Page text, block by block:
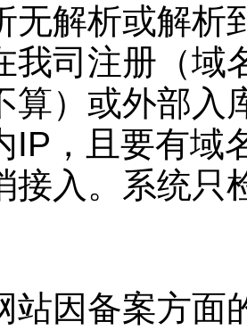
无解析或解析
我司注册（域
算）或外部入
IP，且要有域
接入。系统只
站因备案方面